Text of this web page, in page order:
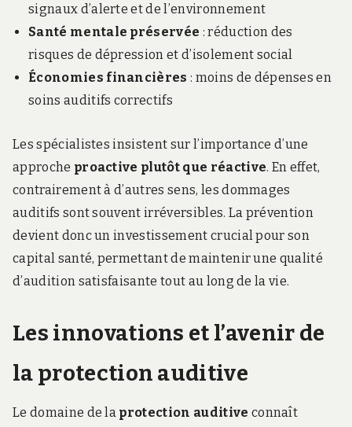
signaux d’alerte et de l’environnement
Santé mentale préservée : réduction des
risques de dépression et d’isolement social
Économies financières : moins de dépenses en
soins auditifs correctifs
Les spécialistes insistent sur l’importance d’une
approche proactive plutôt que réactive. En effet,
contrairement à d’autres sens, les dommages
auditifs sont souvent irréversibles. La prévention
devient donc un investissement crucial pour son
capital santé, permettant de maintenir une qualité
d’audition satisfaisante tout au long de la vie.
Les innovations et l’avenir de
la protection auditive
Le domaine de la protection auditive connaît